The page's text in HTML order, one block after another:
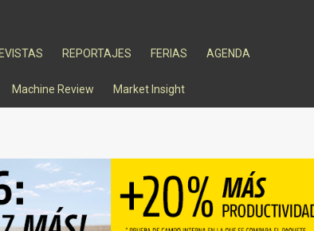
REPORTAJES FERIAS AGENDA
Machine Review Market Insight